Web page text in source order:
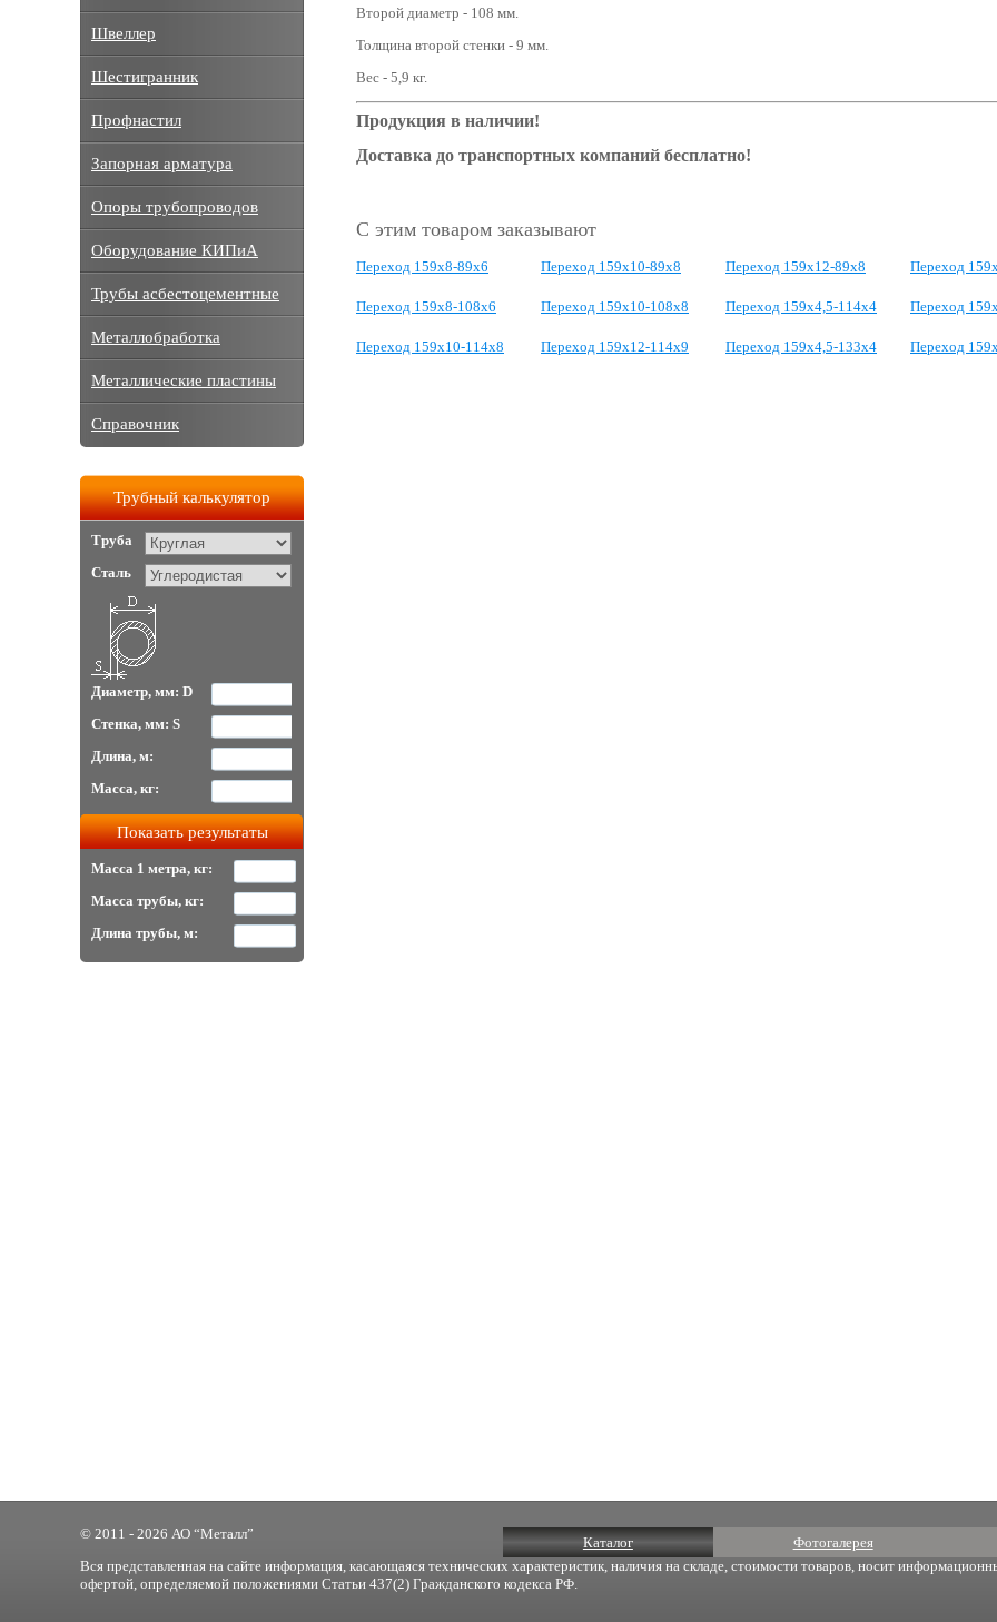
Второй диаметр - 108 мм.
Толщина второй стенки - 9 мм.
Вес - 5,9 кг.
Продукция в наличии!
Доставка до транспортных компаний бесплатно!
С этим товаром заказывают
Переход 159х8-89х6 Переход 159х10-89х8 Переход 159х12-89х8 Переход
Переход 159х8-108х6 Переход 159х10-108х8 Переход 159х4,5-114х4 Переход
Переход 159х10-114х8 Переход 159х12-114х9 Переход 159х4,5-133х4 Переход
Швеллер
Шестигранник
Профнастил
Запорная арматура
Опоры трубопроводов
Оборудование КИПиА
Трубы асбестоцементные
Металлобработка
Металлические пластины
Справочник
Трубный калькулятор
Труба
Сталь
Диаметр, мм: D
Стенка, мм: S
Длина, м:
Масса, кг:
Масса 1 метра, кг:
Масса трубы, кг:
Длина трубы, м:
Каталог Фотогалерея
© 2011 - 2026 АО “Металл”
Вся представленная на сайте информация, касающаяся технических характеристик, наличия на складе, стоимости товаров, носит
офертой, определяемой положениями Статьи 437(2) Гражданского кодекса РФ.